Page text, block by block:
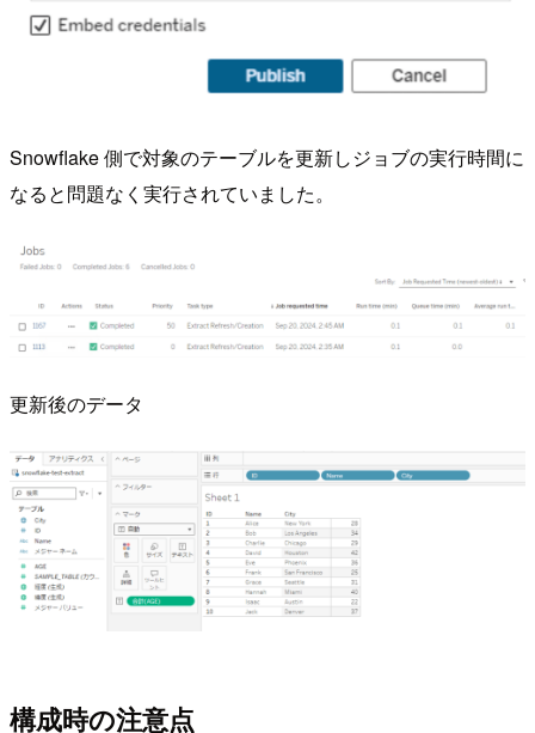
Snowflake 側で対象のテーブルを更新しジョブの実行時間に
なると問題なく実行されていました。
更新後のデータ
構成時の注意点